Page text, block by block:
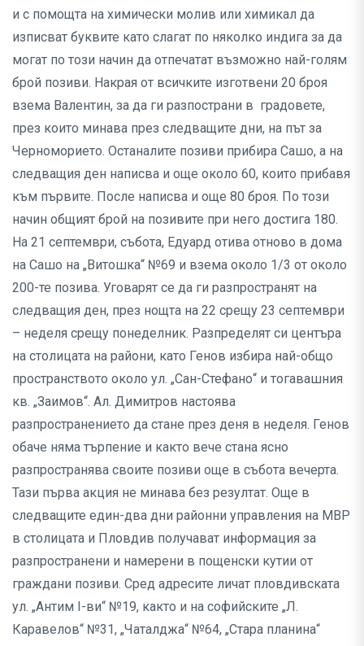
и с помощта на химически молив или химикал да
изписват буквите като слагат по няколко индига за да
могат по този начин да отпечатат възможно най-голям
брой позиви. Накрая от всичките изготвени 20 броя
взема Валентин, за да ги разпострани в градовете,
през които минава през следващите дни, на път за
Черноморието. Останалите позиви прибира Сашо, а на
следващия ден написва и още около 60, които прибавя
към първите. После написва и още 80 броя. По този
начин общият брой на позивите при него достига 180.
На 21 септември, събота, Едуард отива отново в дома
на Сашо на „Витошка“ №69 и взема около 1/3 от около
200-те позива. Уговарят се да ги разпространят на
следващия ден, през нощта на 22 срещу 23 септември
– неделя срещу понеделник. Разпределят си центъра
на столицата на райони, като Генов избира най-общо
пространството около ул. „Сан-Стефано“ и тогавашния
кв. „Заимов“. Ал. Димитров настоява
разпространението да стане през деня в неделя. Генов
обаче няма търпение и както вече стана ясно
разпространява своите позиви още в събота вечерта.
Тази първа акция не минава без резултат. Още в
следващите един-два дни районни управления на МВР
в столицата и Пловдив получават информация за
разпространени и намерени в пощенски кутии от
граждани позиви. Сред адресите личат пловдивската
ул. „Антим I-ви“ №19, както и на софийските „Л.
Каравелов“ №31, „Чаталджа“ №64, „Стара планина“